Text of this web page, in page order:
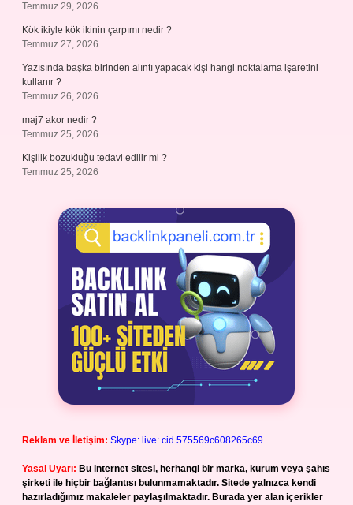
Temmuz 29, 2026
Kök ikiyle kök ikinin çarpımı nedir ?
Temmuz 27, 2026
Yazısında başka birinden alıntı yapacak kişi hangi noktalama işaretini
kullanır ?
Temmuz 26, 2026
maj7 akor nedir ?
Temmuz 25, 2026
Kişilik bozukluğu tedavi edilir mi ?
Temmuz 25, 2026
Reklam ve İletişim: Skype: live:.cid.575569c608265c69
Yasal Uyarı: Bu internet sitesi, herhangi bir marka, kurum veya şahıs
şirketi ile hiçbir bağlantısı bulunmamaktadır. Sitede yalnızca kendi
hazırladığımız makaleler paylaşılmaktadır. Burada yer alan içerikler